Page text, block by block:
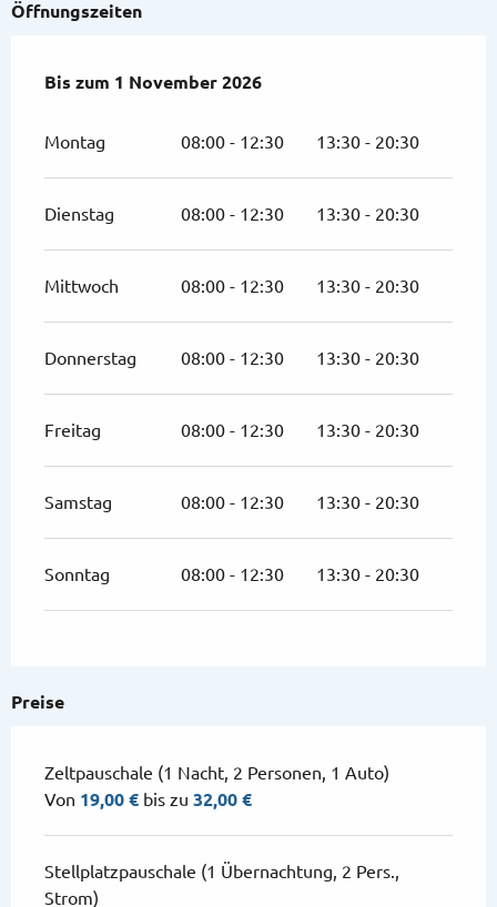
Preise
Zeltpauschale (1 Nacht, 2 Personen, 1 Auto)
Von 19,00 € bis zu 32,00 €
Stellplatzpauschale (1 Übernachtung, 2 Pers.,
Strom)
Öffnungszeiten
vom1 April 2026bis zum1 November 2026
Bis zum 1 November 2026
Montag 08:00 - 12:30 13:30 - 20:30
Dienstag 08:00 - 12:30 13:30 - 20:30
Mittwoch 08:00 - 12:30 13:30 - 20:30
Donnerstag 08:00 - 12:30 13:30 - 20:30
Freitag 08:00 - 12:30 13:30 - 20:30
Samstag 08:00 - 12:30 13:30 - 20:30
Sonntag 08:00 - 12:30 13:30 - 20:30